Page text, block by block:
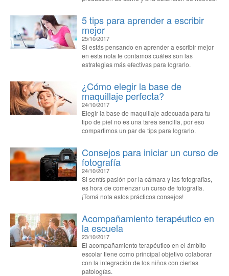
5 tips para aprender a escribir
mejor
25/10/2017
Si estás pensando en aprender a escribir mejor
en esta nota te contamos cuáles son las
estrategias más efectivas para lograrlo.
¿Cómo elegir la base de
maquillaje perfecta?
24/10/2017
Elegir la base de maquillaje adecuada para tu
tipo de piel no es una tarea sencilla, por eso
compartimos un par de tips para lograrlo.
Consejos para iniciar un curso de
fotografía
24/10/2017
Si sentís pasión por la cámara y las fotografías,
es hora de comenzar un curso de fotografía.
¡Tomá nota estos prácticos consejos!
Acompañamiento terapéutico en
la escuela
23/10/2017
El acompañamiento terapéutico en el ámbito
escolar tiene como principal objetivo colaborar
con la integración de los niños con ciertas
patologías.